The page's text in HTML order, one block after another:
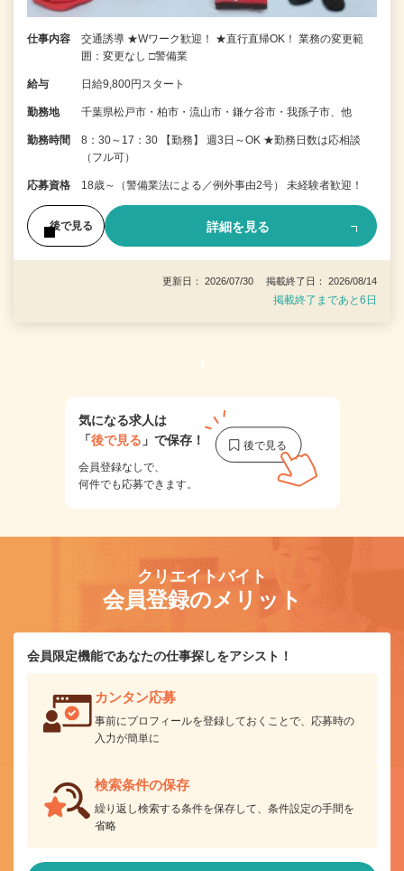
仕事内容
交通誘導 ★Wワーク歓迎！ ★直行直帰OK！ 業務の変更範
囲：変更なし □警備業
給与 日給9,800円スタート
勤務地 千葉県松戸市・柏市・流山市・鎌ケ谷市・我孫子市、他
勤務時間
8：30～17：30 【勤務】 週3日～OK ★勤務日数は応相談
（フル可）
応募資格 18歳～（警備業法による／例外事由2号） 未経験者歓迎！
後で見る 詳細を見る
更新日： 2026/07/30 掲載終了日： 2026/08/14
掲載終了まであと6日
1
気になる求人は
「後で見る 」で保存！
会員登録なしで、
何件でも応募できます。
クリエイトバイト
会員登録のメリット
会員限定機能であなたの仕事探しをアシスト！
カンタン応募
事前にプロフィールを登録しておくことで、応募時の
入力が簡単に
検索条件の保存
繰り返し検索する条件を保存して、条件設定の手間を
省略